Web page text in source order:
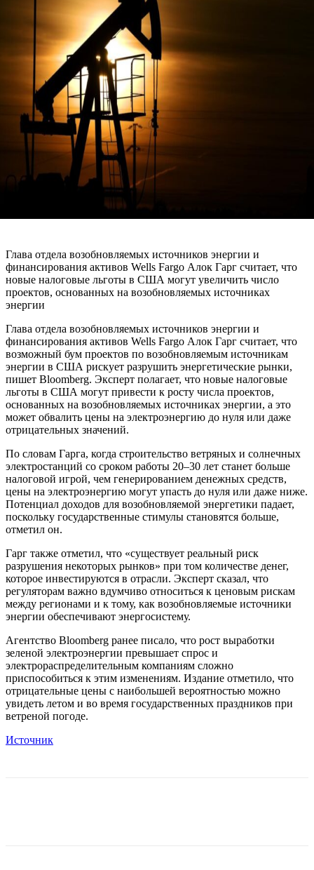
Глава отдела возобновляемых источников энергии и
финансирования активов Wells Fargo Алок Гарг считает, что
новые налоговые льготы в США могут увеличить число
проектов, основанных на возобновляемых источниках
энергии
Глава отдела возобновляемых источников энергии и
финансирования активов Wells Fargo Алок Гарг считает, что
возможный бум проектов по возобновляемым источникам
энергии в США рискует разрушить энергетические рынки,
пишет Bloomberg. Эксперт полагает, что новые налоговые
льготы в США могут привести к росту числа проектов,
основанных на возобновляемых источниках энергии, а это
может обвалить цены на электроэнергию до нуля или даже
отрицательных значений.
По словам Гарга, когда строительство ветряных и солнечных
электростанций со сроком работы 20–30 лет станет больше
налоговой игрой, чем генерированием денежных средств,
цены на электроэнергию могут упасть до нуля или даже ниже.
Потенциал доходов для возобновляемой энергетики падает,
поскольку государственные стимулы становятся больше,
отметил он.
Гарг также отметил, что «существует реальный риск
разрушения некоторых рынков» при том количестве денег,
которое инвестируются в отрасли. Эксперт сказал, что
регуляторам важно вдумчиво относиться к ценовым рискам
между регионами и к тому, как возобновляемые источники
энергии обеспечивают энергосистему.
Агентство Bloomberg ранее писало, что рост выработки
зеленой электроэнергии превышает спрос и
электрораспределительным компаниям сложно
приспособиться к этим изменениям. Издание отметило, что
отрицательные цены с наибольшей вероятностью можно
увидеть летом и во время государственных праздников при
ветреной погоде.
Источник